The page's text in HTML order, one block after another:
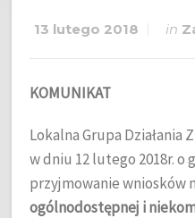
13 lutego 2018 in
KOMUNIKAT
Lokalna Grupa Działania
w dniu 12 lutego 2018r. o
przyjmowanie wniosków
ogólnodostępnej i